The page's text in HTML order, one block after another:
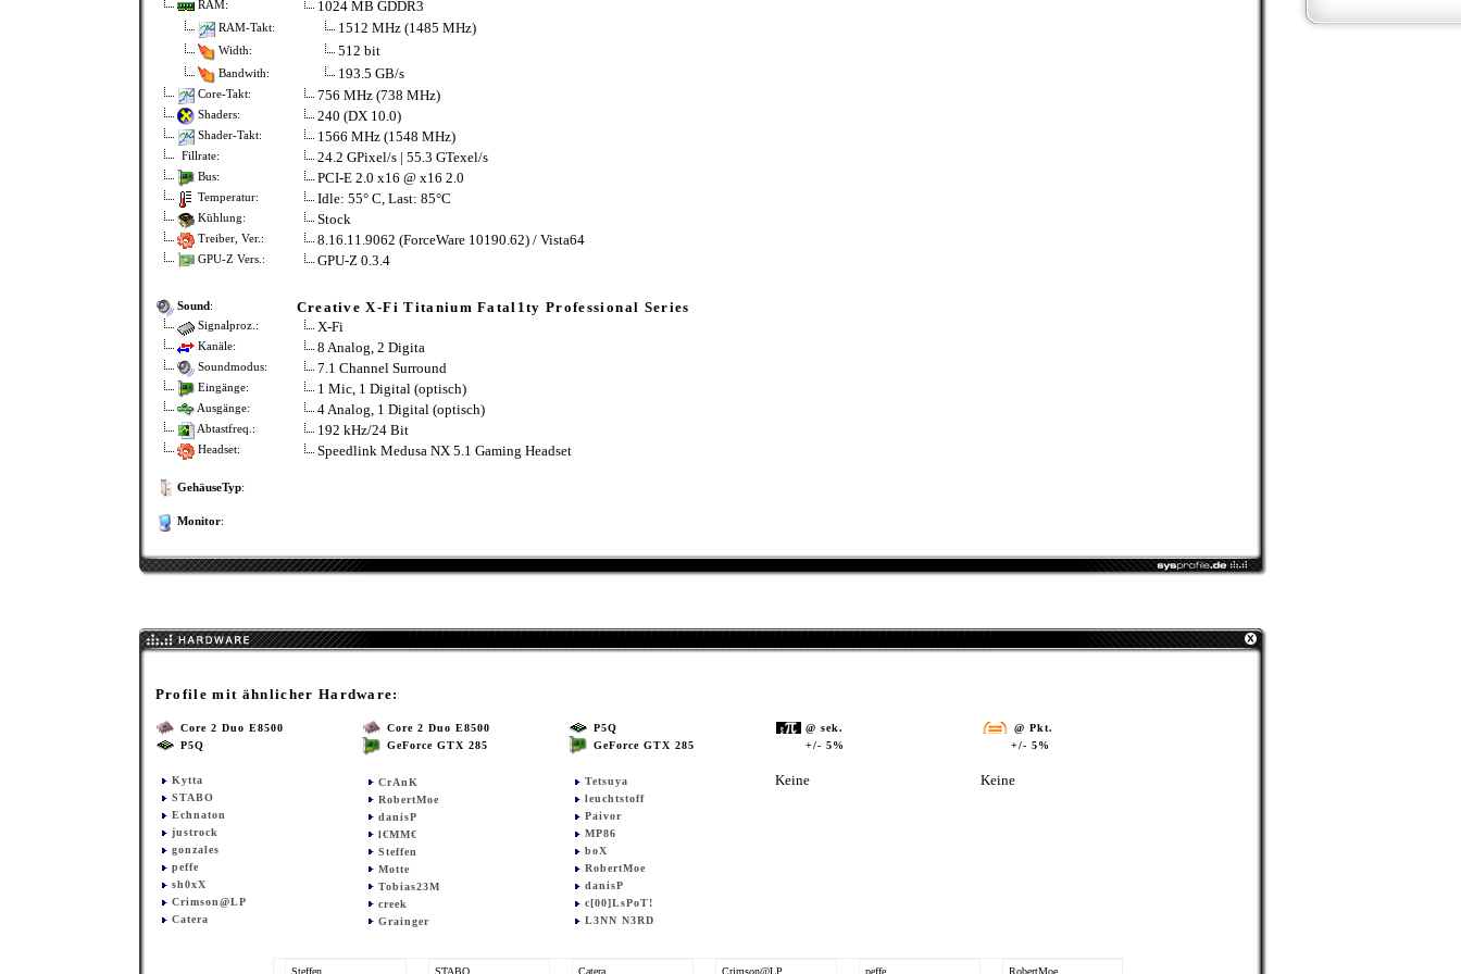
RAM: 1024 MB GDDR3
RAM-Takt: 1512 MHz (1485 MHz)
Width: 512 bit
Bandwith: 193.5 GB/s
Core-Takt: 756 MHz (738 MHz)
Shaders: 240 (DX 10.0)
Shader-Takt: 1566 MHz (1548 MHz)
Fillrate: 24.2 GPixel/s | 55.3 GTexel/s
Bus: PCI-E 2.0 x16 @ x16 2.0
Temperatur: Idle: 55° C, Last: 85°C
Kühlung: Stock
Treiber, Ver.: 8.16.11.9062 (ForceWare 10190.62) / Vista64
GPU-Z Vers.: GPU-Z 0.3.4
Sound: Creative X-Fi Titanium Fatal1ty Professional Series
Signalproz.: X-Fi
Kanäle: 8 Analog, 2 Digita
Soundmodus: 7.1 Channel Surround
Eingänge: 1 Mic, 1 Digital (optisch)
Ausgänge: 4 Analog, 1 Digital (optisch)
Abtastfreq.: 192 kHz/24 Bit
Headset: Speedlink Medusa NX 5.1 Gaming Headset
GehäuseTyp:
Monitor:
Profile mit ähnlicher Hardware:
Core 2 Duo E8500
P5Q
Kytta
STABO
Echnaton
justrock
gonzales
peffe
sh0xX
Crimson@LP
Catera
Core 2 Duo E8500
GeForce GTX 285
CrAnK
RobertMoe
danisP
l€MM€
Steffen
Motte
Tobias23M
creek
Grainger
P5Q
GeForce GTX 285
Tetsuya
leuchtstoff
Paivor
MP86
boX
RobertMoe
danisP
c[00]LsPoT!
L3NN N3RD
@ sek.
+/- 5%
Keine
@ Pkt.
+/- 5%
Keine
Steffen STABO Catera Crimson@LP peffe RobertMoe